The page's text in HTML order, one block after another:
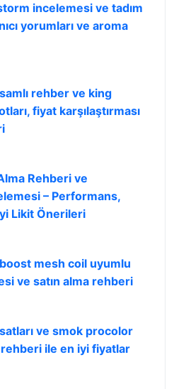
incelemesi ve tadım
yorumları ve aroma
rehber ve king
fiyat karşılaştırması
Rehberi ve
– Performans,
Likit Önerileri
mesh coil uyumlu
ve satın alma rehberi
ve smok procolor
ile en iyi fiyatlar